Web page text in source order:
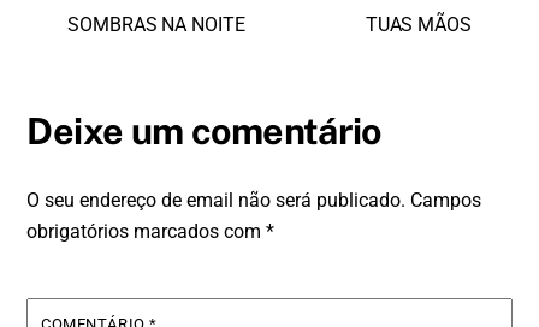
SOMBRAS NA NOITE TUAS MÃOS
Deixe um comentário
O seu endereço de email não será publicado. Campos
obrigatórios marcados com*